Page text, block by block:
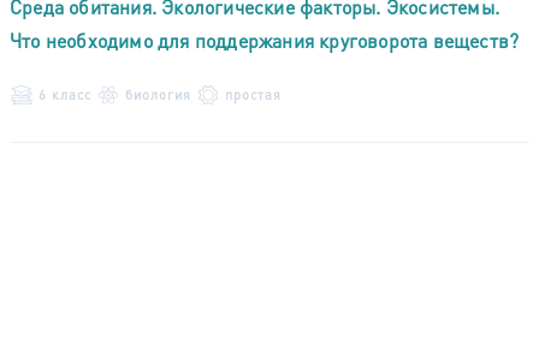
Среда обитания. Экологические факторы. Экосистемы.
Что необходимо для поддержания круговорота веществ?
6 класс биология простая